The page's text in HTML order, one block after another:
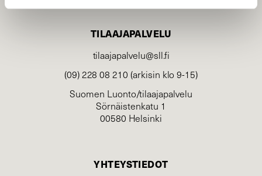
TILAAJAPALVELU
tilaajapalvelu@sll.fi
(09) 228 08 210 (arkisin klo 9-15)
Suomen Luonto/tilaajapalvelu
Sörnäistenkatu 1
00580 Helsinki
YHTEYSTIEDOT